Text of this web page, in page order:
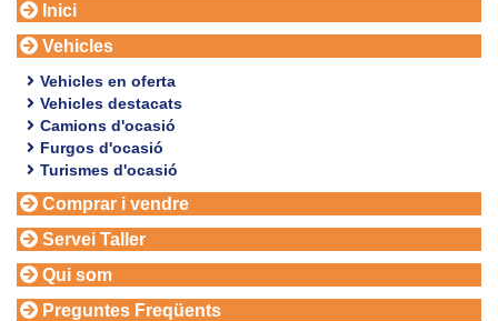
Inici
Vehicles
Vehicles en oferta
Vehicles destacats
Camions d'ocasió
Furgos d'ocasió
Turismes d'ocasió
Comprar i vendre
Servei Taller
Qui som
Preguntes Freqüents